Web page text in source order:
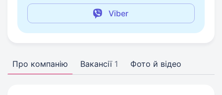
Viber
Про компанію Вакансії 1 Фото й відео